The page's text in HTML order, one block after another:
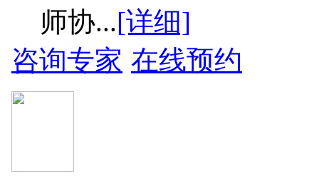
师协...[详细]
咨询专家 在线预约